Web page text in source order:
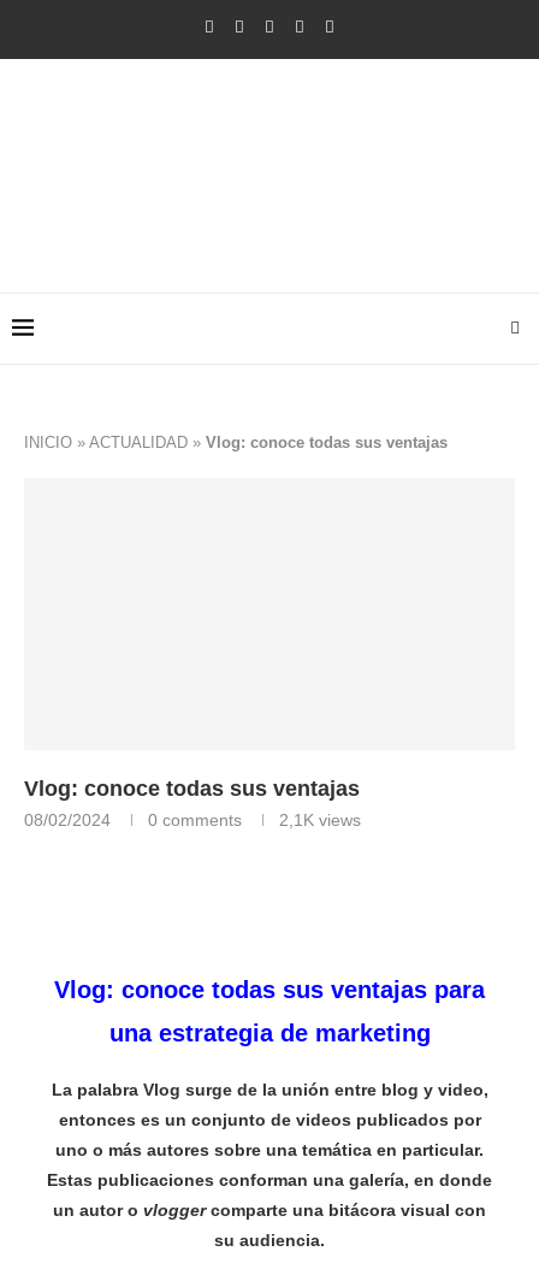
INICIO » ACTUALIDAD » Vlog: conoce todas sus ventajas
Vlog: conoce todas sus ventajas
08/02/2024 0 comments 2,1K views
Vlog: conoce todas sus ventajas para
una estrategia de marketing
La palabra Vlog surge de la unión entre blog y video,
entonces es un conjunto de videos publicados por
uno o más autores sobre una temática en particular.
Estas publicaciones conforman una galería, en donde
un autor o vloggercomparte una bitácora visual con
su audiencia.